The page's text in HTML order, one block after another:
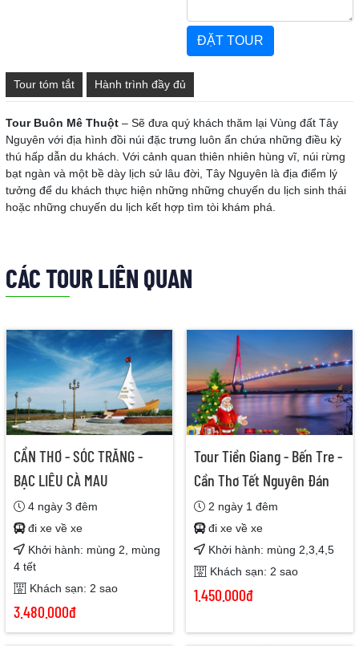
Tour tóm tắt Hành trình đầy đủ
Tour Buôn Mê Thuột– Sẽ đưa quý khách thăm lại Vùng đất Tây
Nguyên với địa hình đồi núi đặc trưng luôn ẩn chứa những điều kỳ
thú hấp dẫn du khách. Với cảnh quan thiên nhiên hùng vĩ, núi rừng
bạt ngàn và một bề dày lịch sử lâu đời, Tây Nguyên là địa điểm lý
tưởng để du khách thực hiện những những chuyến du lịch sinh thái
hoặc những chuyến du lịch kết hợp tìm tòi khám phá.
CÁC TOUR LIÊN QUAN
CẦN THƠ - SÓC TRĂNG -
BẠC LIÊU CÀ MAU
4 ngày 3 đêm
đi xe về xe
Khởi hành: mùng 2, mùng
4 tết
Khách sạn: 2 sao
3.480.000đ
Tour Tiền Giang - Bến Tre -
Cần Thơ Tết Nguyên Đán
2 ngày 1 đêm
đi xe về xe
Khởi hành: mùng 2,3,4,5
Khách sạn: 2 sao
1.450.000đ